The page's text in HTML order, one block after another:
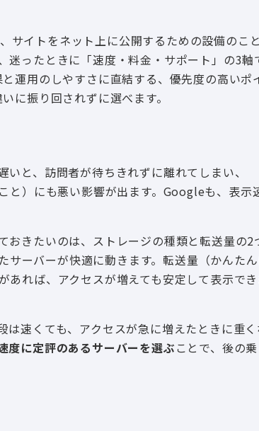
サイトをネット上に公開するための設備のこ
ったときに「速度・料金・サポート」の3軸
運用のしやすさに直結する、優先度の高いポ
に振り回されずに選べます。
と、訪問者が待ちきれずに離れてしまい、
と）にも悪い影響が出ます。Googleも、表示
おきたいのは、ストレージの種類と転送量の2
サーバーが快適に動きます。転送量（かんた
れば、アクセスが増えても安定して表示でき
速くても、アクセスが急に増えたときに重く
度に定評のあるサーバーを選ぶ ことで、後の